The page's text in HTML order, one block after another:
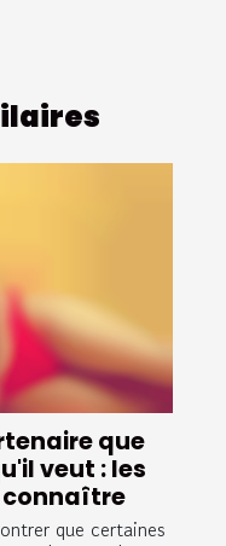
que
veut : les
connaître
que certaines